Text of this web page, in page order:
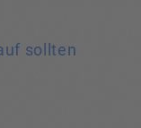
sollten